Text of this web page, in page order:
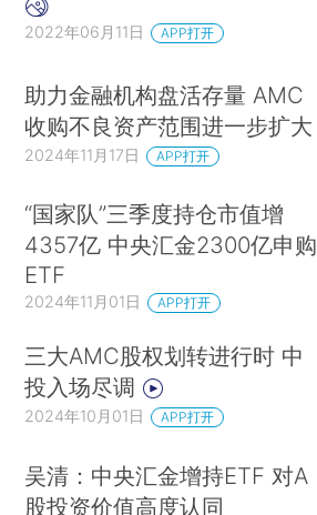
2022年06月11日 APP打开
助力金融机构盘活存量 AMC
收购不良资产范围进一步扩大
2024年11月17日 APP打开
“国家队”三季度持仓市值增
4357亿 中央汇金2300亿申购
ETF
2024年11月01日 APP打开
三大AMC股权划转进行时 中
投入场尽调
2024年10月01日 APP打开
吴清：中央汇金增持ETF 对A
股投资价值高度认同